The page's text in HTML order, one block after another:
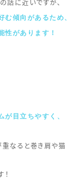
話に近いですが、
傾向があるため、
性があります！
目立ちやすく、
重なると巻き肩や猫